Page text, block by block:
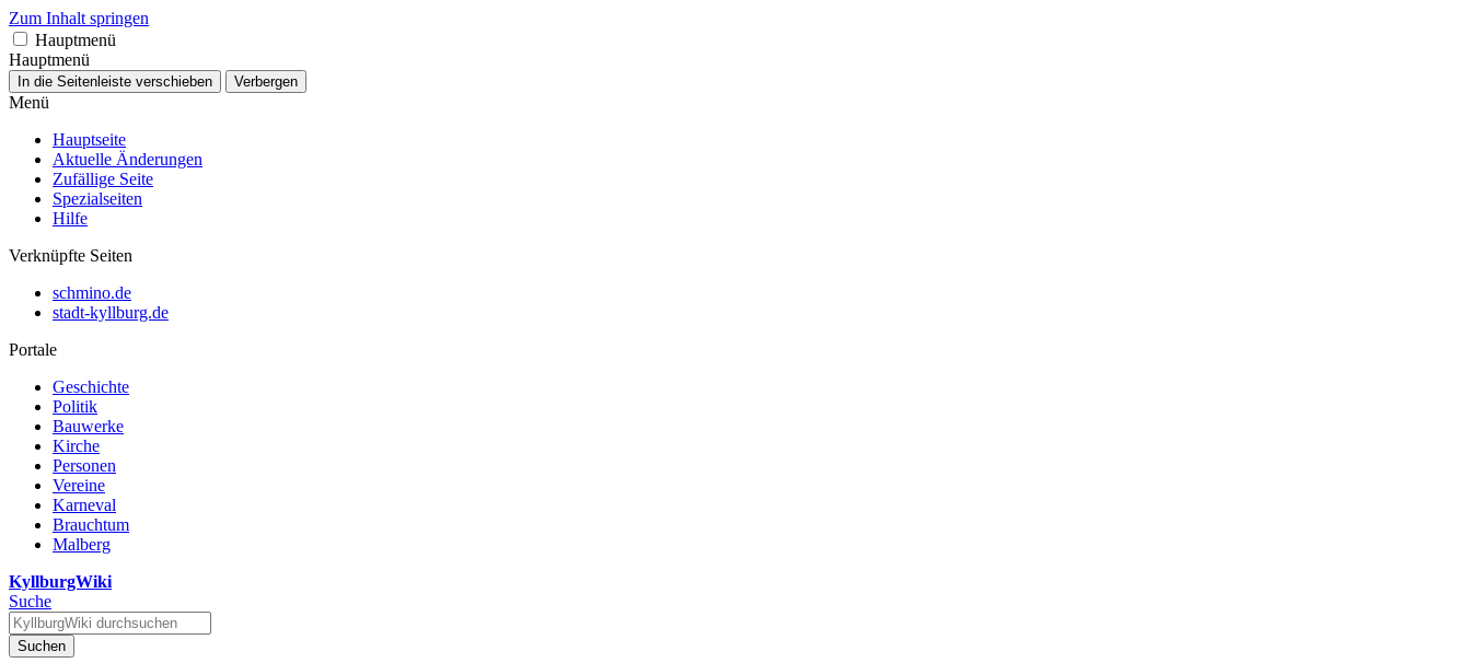
Zum Inhalt springen
Hauptmenü
Hauptmenü
In die Seitenleiste verschieben Verbergen
Menü
Hauptseite
Aktuelle Änderungen
Zufällige Seite
Spezialseiten
Hilfe
Verknüpfte Seiten
schmino.de
stadt-kyllburg.de
Portale
Geschichte
Politik
Bauwerke
Kirche
Personen
Vereine
Karneval
Brauchtum
Malberg
KyllburgWiki
Suche
Suchen